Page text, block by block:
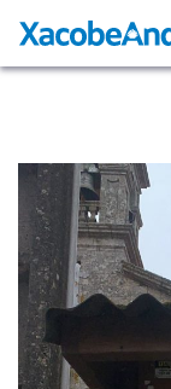
Caminos
Volunteer
Experiences
Exhibition
Login
ENGLISH